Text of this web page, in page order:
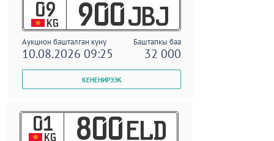
09
KG 900 JBJ
Аукцион башталган күнү Баштапкы баа
10.08.2026 09:25 32 000
01
KG 800 ELD